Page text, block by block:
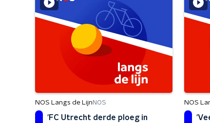
NOS Langs de Lijn NOS
'FC Utrecht derde ploeg in
NOS